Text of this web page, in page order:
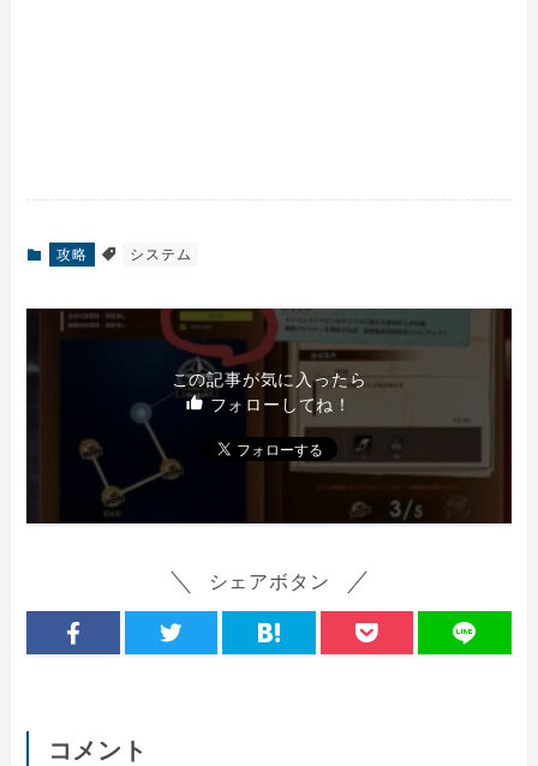
攻略 システム
この記事が気に入ったら
フォローしてね！
シェアボタン
コメント